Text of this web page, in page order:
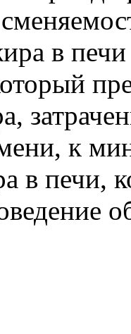
в
к
в печи,